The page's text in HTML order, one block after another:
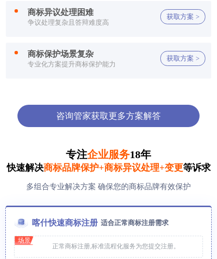
郑** 132****2659
方** 150****2321 1小时前
商标异议处理困难
争议处理复杂且答辩难度高
获取方案 >
商标保护场景复杂
专业化方案提升商标保护能力
获取方案 >
咨询管家获取更多方案解答
专注企业服务18年
快速解决商标品牌保护+商标异议处理+变更等诉求
多组合专业解决方案 确保您的商标品牌有效保护
喀什快速商标注册 适合正常商标注册需求
场景
正常商标注册,标准流程化服务为您提交注册。